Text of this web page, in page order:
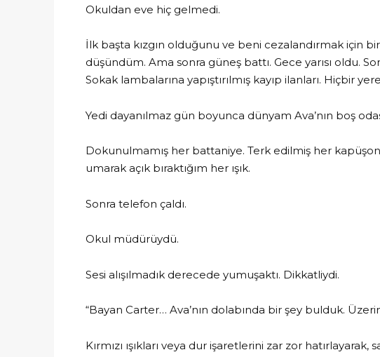
Okuldan eve hiç gelmedi.
İlk başta kızgın olduğunu ve beni cezalandırmak için bir
düşündüm. Ama sonra güneş battı. Gece yarısı oldu.
Sokak lambalarına yapıştırılmış kayıp ilanları. Hiçbir
Yedi dayanılmaz gün boyunca dünyam Ava’nın boş
Dokunulmamış her battaniye. Terk edilmiş her
umarak açık bıraktığım her ışık.
Sonra telefon çaldı.
Okul müdürüydü.
Sesi alışılmadık derecede yumuşaktı. Dikkatliydi.
“Bayan Carter… Ava’nın dolabında bir şey bulduk.
Kırmızı ışıkları veya dur işaretlerini zar zor